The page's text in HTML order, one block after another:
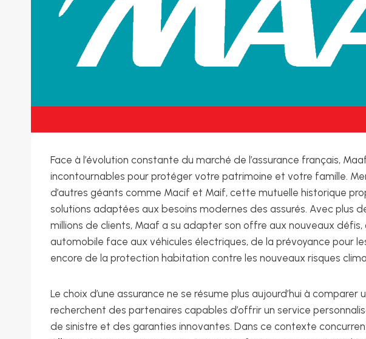
Face à l’évolution constante du marché de l’assurance français,
incontournables pour protéger votre patrimoine et votre famille.
d’autres géants comme Macif et Maif, cette mutuelle historique
solutions adaptées aux besoins modernes des assurés. Avec plus
millions de clients, Maaf a su adapter son offre aux nouveaux défis,
automobile face aux véhicules électriques, de la prévoyance pour
encore de la protection habitation contre les nouveaux risques
Le choix d’une assurance ne se résume plus aujourd’hui à comparer
recherchent des partenaires capables d’offrir un service
de sinistre et des garanties innovantes. Dans ce contexte